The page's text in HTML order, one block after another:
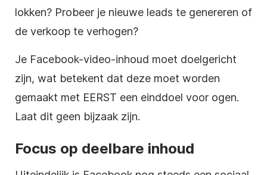
lokken? Probeer je nieuwe leads te genereren of
de verkoop te verhogen?
Je Facebook-video-inhoud moet doelgericht
zijn, wat betekent dat deze moet worden
gemaakt met EERST een einddoel voor ogen.
Laat dit geen bijzaak zijn.
Focus op deelbare inhoud